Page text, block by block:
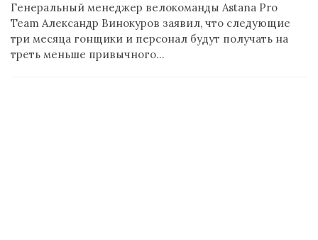
Генеральный менеджер велокоманды Astana Pro
Team Александр Винокуров заявил, что следующие
три месяца гонщики и персонал будут получать на
треть меньше привычного…